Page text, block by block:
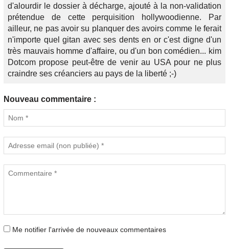
d'alourdir le dossier à décharge, ajouté à la non-validation
prétendue de cette perquisition hollywoodienne. Par
ailleur, ne pas avoir su planquer des avoirs comme le ferait
n'importe quel gitan avec ses dents en or c'est digne d'un
très mauvais homme d'affaire, ou d'un bon comédien... kim
Dotcom propose peut-être de venir au USA pour ne plus
craindre ses créanciers au pays de la liberté ;-)
Nouveau commentaire :
Me notifier l'arrivée de nouveaux commentaires